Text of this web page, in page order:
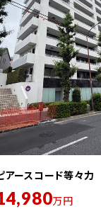
アースコード等々力
万円